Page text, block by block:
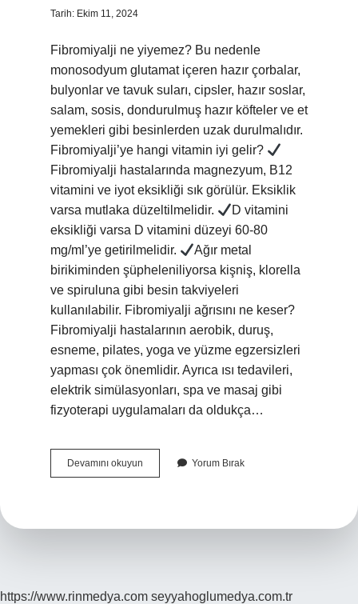
Tarih: Ekim 11, 2024
Fibromiyalji ne yiyemez? Bu nedenle
monosodyum glutamat içeren hazır çorbalar,
bulyonlar ve tavuk suları, cipsler, hazır soslar,
salam, sosis, dondurulmuş hazır köfteler ve et
yemekleri gibi besinlerden uzak durulmalıdır.
Fibromiyalji’ye hangi vitamin iyi gelir?
Fibromiyalji hastalarında magnezyum, B12
vitamini ve iyot eksikliği sık görülür. Eksiklik
varsa mutlaka düzeltilmelidir.
D vitamini
eksikliği varsa D vitamini düzeyi 60-80
mg/ml’ye getirilmelidir.
Ağır metal
birikiminden şüpheleniliyorsa kişniş, klorella
ve spiruluna gibi besin takviyeleri
kullanılabilir. Fibromiyalji ağrısını ne keser?
Fibromiyalji hastalarının aerobik, duruş,
esneme, pilates, yoga ve yüzme egzersizleri
yapması çok önemlidir. Ayrıca ısı tedavileri,
elektrik simülasyonları, spa ve masaj gibi
fizyoterapi uygulamaları da oldukça…
Devamını okuyun Fibromiyalji
Hangi
Yorum Bırak
https://www.rinmedya.com seyyahoglumedya.com.tr